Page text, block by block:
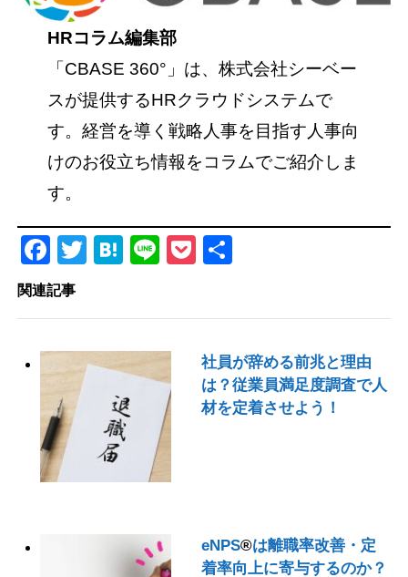
HRコラム編集部
「CBASE 360°」は、株式会社シーベー
スが提供するHRクラウドシステムで
す。経営を導く戦略人事を目指す人事向
けのお役立ち情報をコラムでご紹介しま
す。
Facebook
Twitter
Hatena
LinePocket
関連記事
社員が辞める前兆と理由
は？従業員満足度調査で人
材を定着させよう！
eNPS®は離職率改善・定
着率向上に寄与するのか？